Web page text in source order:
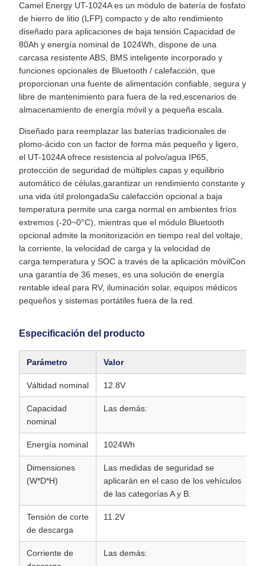
Camel Energy UT-1024A es un módulo de batería de fosfato
de hierro de litio (LFP) compacto y de alto rendimiento
diseñado para aplicaciones de baja tensión.Capacidad de
80Ah y energía nominal de 1024Wh, dispone de una
carcasa resistente ABS, BMS inteligente incorporado y
funciones opcionales de Bluetooth / calefacción, que
proporcionan una fuente de alimentación confiable, segura y
libre de mantenimiento para fuera de la red,escenarios de
almacenamiento de energía móvil y a pequeña escala.
Diseñado para reemplazar las baterías tradicionales de
plomo-ácido con un factor de forma más pequeño y ligero,
el UT-1024A ofrece resistencia al polvo/agua IP65,
protección de seguridad de múltiples capas y equilibrio
automático de células,garantizar un rendimiento constante y
una vida útil prolongadaSu calefacción opcional a baja
temperatura permite una carga normal en ambientes fríos
extremos (-20~0°C), mientras que el módulo Bluetooth
opcional admite la monitorización en tiempo real del voltaje,
la corriente, la velocidad de carga y la velocidad de
carga.temperatura y SOC a través de la aplicación móvilCon
una garantía de 36 meses, es una solución de energía
rentable ideal para RV, iluminación solar, equipos médicos
pequeños y sistemas portátiles fuera de la red.
Especificación del producto
Parámetro Valor
Válti­dad nominal 12.8V
Capacidad
nominal
Las demás:
Energía nominal 1024Wh
Dimensiones
(W*D*H)
Las medidas de seguridad se
aplicarán en el caso de los vehículos
de las categorías A y B.
Tensión de corte
de descarga
11.2V
Corriente de
Las demás: